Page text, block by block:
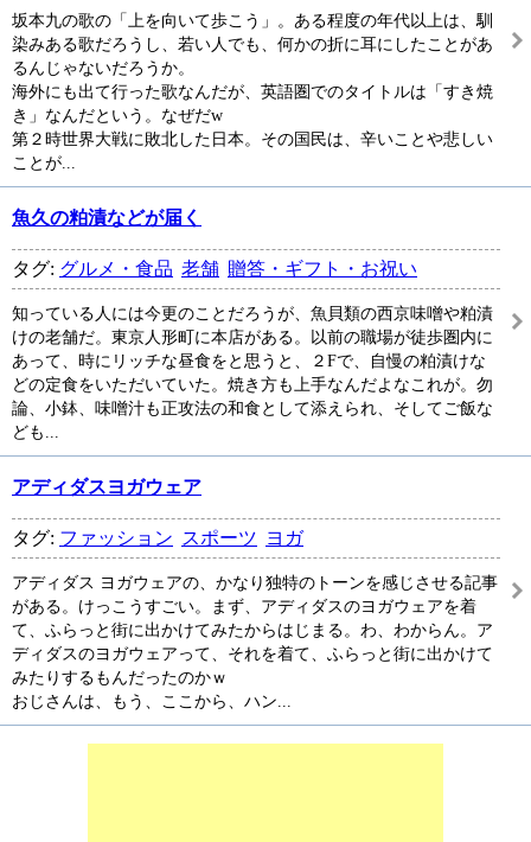
坂本九の歌の「上を向いて歩こう」。ある程度の年代以上は、馴
染みある歌だろうし、若い人でも、何かの折に耳にしたことがあ
るんじゃないだろうか。
海外にも出て行った歌なんだが、英語圏でのタイトルは「すき焼
き」なんだという。なぜだw
第２時世界大戦に敗北した日本。その国民は、辛いことや悲しい
ことが...
魚久の粕漬などが届く
タグ: グルメ・食品 老舗 贈答・ギフト・お祝い
知っている人には今更のことだろうが、魚貝類の西京味噌や粕漬
けの老舗だ。東京人形町に本店がある。以前の職場が徒歩圏内に
あって、時にリッチな昼食をと思うと、２Fで、自慢の粕漬けな
どの定食をいただいていた。焼き方も上手なんだよなこれが。勿
論、小鉢、味噌汁も正攻法の和食として添えられ、そしてご飯な
ども...
アディダスヨガウェア
タグ: ファッション スポーツ ヨガ
アディダス ヨガウェアの、かなり独特のトーンを感じさせる記事
がある。けっこうすごい。まず、アディダスのヨガウェアを着
て、ふらっと街に出かけてみたからはじまる。わ、わからん。ア
ディダスのヨガウェアって、それを着て、ふらっと街に出かけて
みたりするもんだったのかｗ
おじさんは、もう、ここから、ハン...